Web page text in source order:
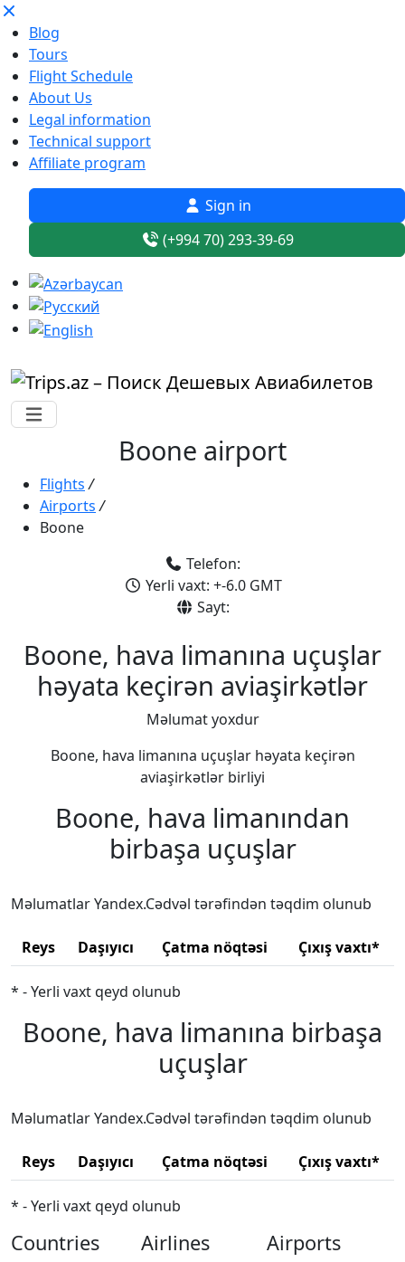
Blog
Tours
Flight Schedule
About Us
Legal information
Technical support
Affiliate program
Sign in
(+994 70) 293-39-69
Boone airport
Flights /
Airports /
Boone
Telefon:
Yerli vaxt: +-6.0 GMT
Sayt:
Boone, hava limanına uçuşlar
həyata keçirən aviaşirkətlər
Məlumat yoxdur
Boone, hava limanına uçuşlar həyata keçirən
aviaşirkətlər birliyi
Boone, hava limanından
birbaşa uçuşlar
Məlumatlar Yandex.Cədvəl tərəfindən təqdim olunub
Reys Daşıyıcı Çatma nöqtəsi Çıxış vaxtı*
* - Yerli vaxt qeyd olunub
Boone, hava limanına birbaşa
uçuşlar
Məlumatlar Yandex.Cədvəl tərəfindən təqdim olunub
Reys Daşıyıcı Çatma nöqtəsi Çıxış vaxtı*
* - Yerli vaxt qeyd olunub
Countries Airlines Airports